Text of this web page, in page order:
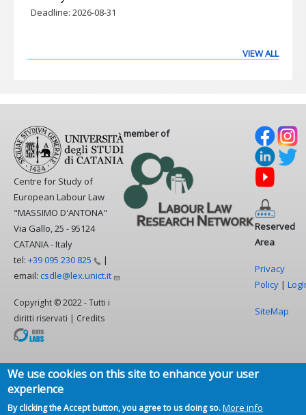
Deadline: 2026-08-31
VIEW ALL
Centre for Study of
European Labour Law
"MASSIMO D'ANTONA"
Via Gallo, 25 - 95124
CATANIA - Italy
tel: +39 095 230 825
|
email: csdle@lex.unict.it
Copyright © 2022 - Tutti i
diritti riservati | Credits
member of
Reserved
Area
Privacy
Policy |
SiteMap
We use cookies on this site to enhance your user
experience
By clicking the Accept button, you agree to us doing so.More info